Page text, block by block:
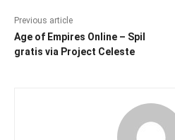
Previous article
Age of Empires Online – Spil
gratis via Project Celeste